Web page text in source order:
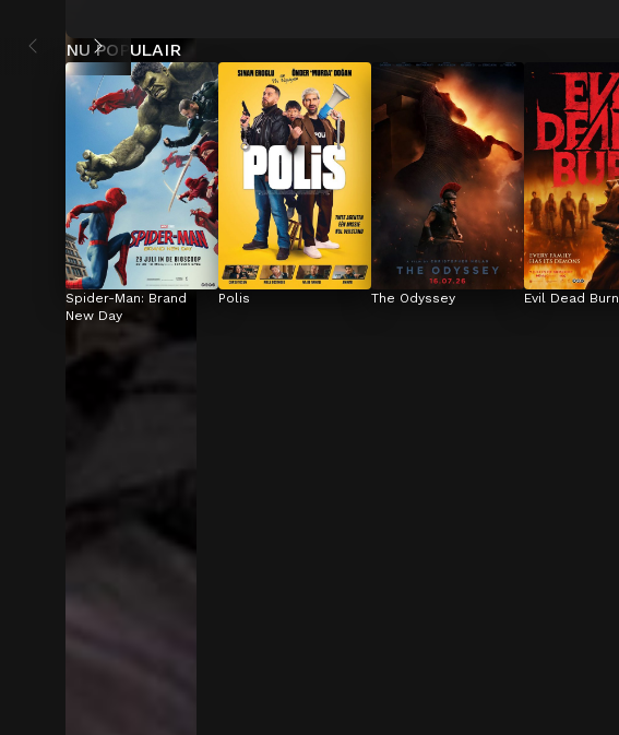
NU POPULAIR
Spider-Man: Brand
New Day
Polis The Odyssey Evil Dead Burn